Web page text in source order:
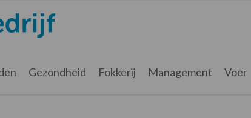
Gezondheid Fokkerij Management Voer